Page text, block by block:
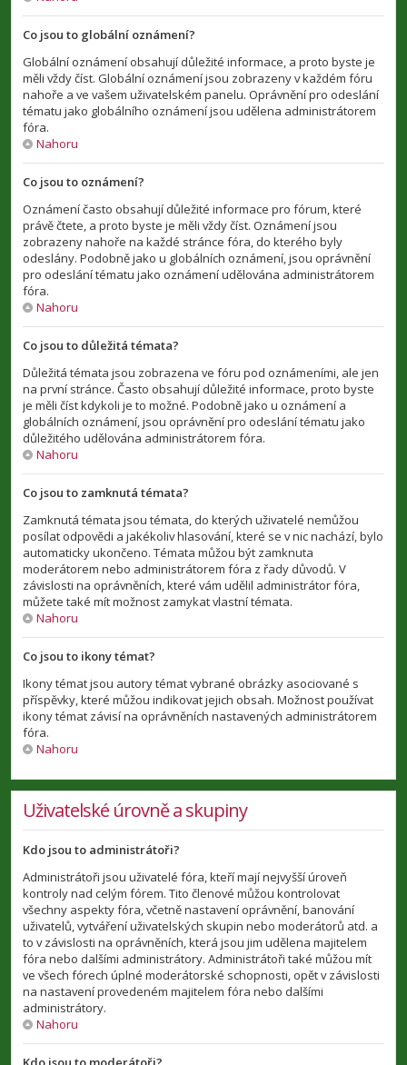
Co jsou to globální oznámení?
Globální oznámení obsahují důležité informace, a proto byste je
měli vždy číst. Globální oznámení jsou zobrazeny v každém fóru
nahoře a ve vašem uživatelském panelu. Oprávnění pro odeslání
tématu jako globálního oznámení jsou udělena administrátorem
fóra.
Nahoru
Co jsou to oznámení?
Oznámení často obsahují důležité informace pro fórum, které
právě čtete, a proto byste je měli vždy číst. Oznámení jsou
zobrazeny nahoře na každé stránce fóra, do kterého byly
odeslány. Podobně jako u globálních oznámení, jsou oprávnění
pro odeslání tématu jako oznámení udělována administrátorem
fóra.
Nahoru
Co jsou to důležitá témata?
Důležitá témata jsou zobrazena ve fóru pod oznámeními, ale jen
na první stránce. Často obsahují důležité informace, proto byste
je měli číst kdykoli je to možné. Podobně jako u oznámení a
globálních oznámení, jsou oprávnění pro odeslání tématu jako
důležitého udělována administrátorem fóra.
Nahoru
Co jsou to zamknutá témata?
Zamknutá témata jsou témata, do kterých uživatelé nemůžou
posílat odpovědi a jakékoliv hlasování, které se v nic nachází, bylo
automaticky ukončeno. Témata můžou být zamknuta
moderátorem nebo administrátorem fóra z řady důvodů. V
závislosti na oprávněních, které vám udělil administrátor fóra,
můžete také mít možnost zamykat vlastní témata.
Nahoru
Co jsou to ikony témat?
Ikony témat jsou autory témat vybrané obrázky asociované s
příspěvky, které můžou indikovat jejich obsah. Možnost používat
ikony témat závisí na oprávněních nastavených administrátorem
fóra.
Nahoru
Uživatelské úrovně a skupiny
Kdo jsou to administrátoři?
Administrátoři jsou uživatelé fóra, kteří mají nejvyšší úroveň
kontroly nad celým fórem. Tito členové můžou kontrolovat
všechny aspekty fóra, včetně nastavení oprávnění, banování
uživatelů, vytváření uživatelských skupin nebo moderátorů atd. a
to v závislosti na oprávněních, která jsou jim udělena majitelem
fóra nebo dalšími administrátory. Administrátoři také můžou mít
ve všech fórech úplné moderátorské schopnosti, opět v závislosti
na nastavení provedeném majitelem fóra nebo dalšími
administrátory.
Nahoru